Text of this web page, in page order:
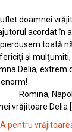
doamnei
acordat în
toată
şi mulţumiti,
Delia, extrem
ajutat
Italia
vrăjitoare Delia
pentru